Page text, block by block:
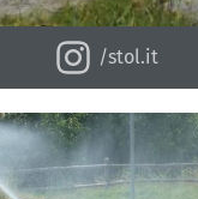
/stol.it